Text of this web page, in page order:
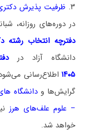
۳. ظرفیت پذیرش
در دوره‌های روزانه،
دفترچه انتخاب رشته
دانشگاه آزاد در
۱۴۰۵ اطلاع‌رسانی
گرایش‌ها و دانشگاه‌
– علوم علف‌های هرز
خواهد شد.